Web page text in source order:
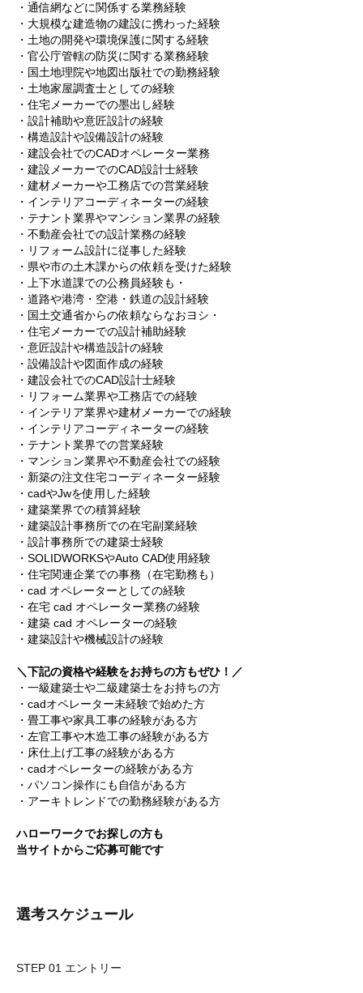
・通信網などに関係する業務経験
・大規模な建造物の建設に携わった経験
・土地の開発や環境保護に関する経験
・官公庁管轄の防災に関する業務経験
・国土地理院や地図出版社での勤務経験
・土地家屋調査士としての経験
・住宅メーカーでの墨出し経験
・設計補助や意匠設計の経験
・構造設計や設備設計の経験
・建設会社でのCADオペレーター業務
・建設メーカーでのCAD設計士経験
・建材メーカーや工務店での営業経験
・インテリアコーディネーターの経験
・テナント業界やマンション業界の経験
・不動産会社での設計業務の経験
・リフォーム設計に従事した経験
・県や市の土木課からの依頼を受けた経験
・上下水道課での公務員経験も・
・道路や港湾・空港・鉄道の設計経験
・国土交通省からの依頼ならなおヨシ・
・住宅メーカーでの設計補助経験
・意匠設計や構造設計の経験
・設備設計や図面作成の経験
・建設会社でのCAD設計士経験
・リフォーム業界や工務店での経験
・インテリア業界や建材メーカーでの経験
・インテリアコーディネーターの経験
・テナント業界での営業経験
・マンション業界や不動産会社での経験
・新築の注文住宅コーディネーター経験
・cadやJwを使用した経験
・建築業界での積算経験
・建築設計事務所での在宅副業経験
・設計事務所での建築士経験
・SOLIDWORKSやAuto CAD使用経験
・住宅関連企業での事務（在宅勤務も）
・cad オペレーターとしての経験
・在宅 cad オペレーター業務の経験
・建築 cad オペレーターの経験
・建築設計や機械設計の経験
＼下記の資格や経験をお持ちの方もぜひ！／
・一級建築士や二級建築士をお持ちの方
・cadオペレーター未経験で始めた方
・畳工事や家具工事の経験がある方
・左官工事や木造工事の経験がある方
・床仕上げ工事の経験がある方
・cadオペレーターの経験がある方
・パソコン操作にも自信がある方
・アーキトレンドでの勤務経験がある方
ハローワークでお探しの方も
当サイトからご応募可能です
選考スケジュール
STEP 01 エントリー